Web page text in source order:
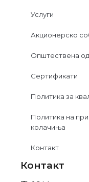
Услуги
Акционерско
Општествена
Сертификати
Политика за
Политика на
колачиња
Контакт
Контакт